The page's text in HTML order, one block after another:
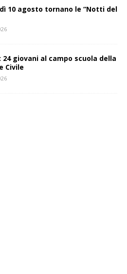
10 agosto tornano le “Notti del
24 giovani al campo scuola della
Civile